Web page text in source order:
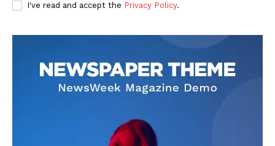
I've read and accept the Privacy Policy.